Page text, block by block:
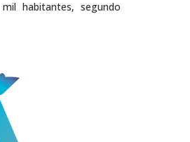
habitantes, segundo